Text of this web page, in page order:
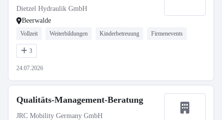
Dietzel Hydraulik GmbH
Beerwalde
Vollzeit Weiterbildungen Kinderbetreuung Firmenevents
3
24.07.2026
Qualitäts-Management-Beratung
JRC Mobility Germany GmbH